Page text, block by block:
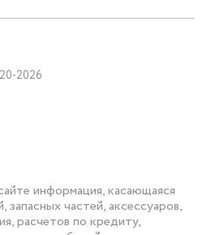
2026
информация, касающаяся
частей, аксессуаров,
расчетов по кредиту,